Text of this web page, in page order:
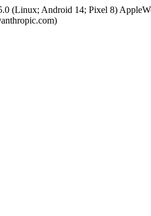
(Linux; Android 14; Pixel 8)